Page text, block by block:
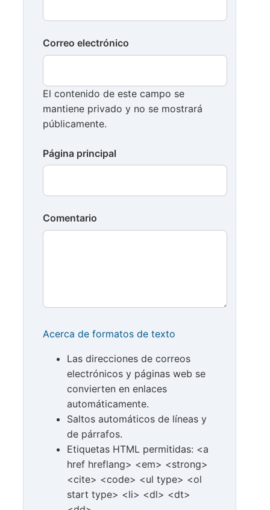
Correo electrónico
El contenido de este campo se
mantiene privado y no se mostrará
públicamente.
Página principal
Comentario
Acerca de formatos de texto
Las direcciones de correos
electrónicos y páginas web se
convierten en enlaces
automáticamente.
Saltos automáticos de líneas y
de párrafos.
Etiquetas HTML permitidas: <a
href hreflang> <em> <strong>
<cite> <code> <ul type> <ol
start type> <li> <dl> <dt>